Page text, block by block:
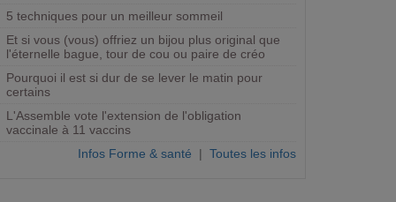
5 techniques pour un meilleur sommeil
Et si vous (vous) offriez un bijou plus original que
l'éternelle bague, tour de cou ou paire de créo
Pourquoi il est si dur de se lever le matin pour
certains
L'Assemble vote l'extension de l'obligation
vaccinale à 11 vaccins
Infos Forme & santé | Toutes les infos